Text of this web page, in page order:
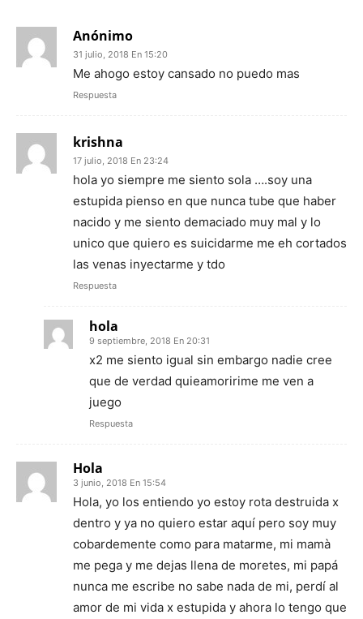
Anónimo
31 julio, 2018 En 15:20
Me ahogo estoy cansado no puedo mas
Respuesta
krishna
17 julio, 2018 En 23:24
hola yo siempre me siento sola ….soy una
estupida pienso en que nunca tube que haber
nacido y me siento demaciado muy mal y lo
unico que quiero es suicidarme me eh cortados
las venas inyectarme y tdo
Respuesta
hola
9 septiembre, 2018 En 20:31
x2 me siento igual sin embargo nadie cree
que de verdad quieamoririme me ven a
juego
Respuesta
Hola
3 junio, 2018 En 15:54
Hola, yo los entiendo yo estoy rota destruida x
dentro y ya no quiero estar aquí pero soy muy
cobardemente como para matarme, mi mamà
me pega y me dejas llena de moretes, mi papá
nunca me escribe no sabe nada de mi, perdí al
amor de mi vida x estupida y ahora lo tengo que